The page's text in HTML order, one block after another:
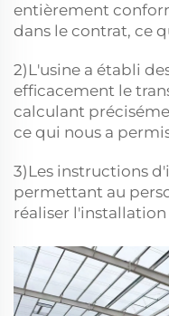
entièrement
dans le contrat, ce
2)L'usine a établi
efficacement le
calculant
ce qui nous a
3)Les instructions
permettant au
réaliser